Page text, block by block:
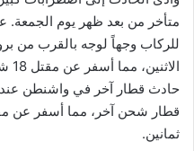
متأخر من بعد ظهر يوم
للركاب وجهاً لوجه بالقرب من
حادث قطار آخر في واشنطن
ثمانين.